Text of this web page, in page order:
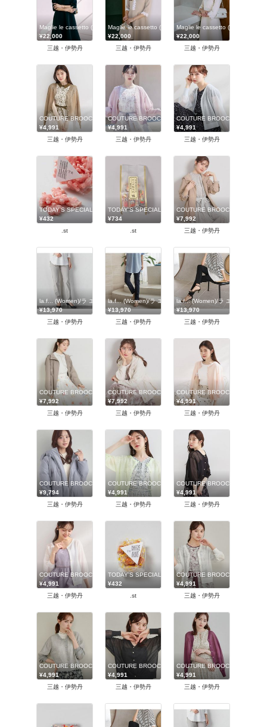
Maglie le cassetto (Women)/マーリエ ル カセット
¥22,000
三越・伊勢丹
Maglie le cassetto (Women)/マーリエ ル カセット
¥22,000
三越・伊勢丹
Maglie le cassetto (Women)/マ
¥22,000
三越・伊勢丹
COUTURE BROOCH (Women)/クチュールブローチ
¥4,991
三越・伊勢丹
COUTURE BROOCH (Women)/クチュールブローチ
¥4,991
三越・伊勢丹
COUTURE BROOCH (Women)/
¥4,991
三越・伊勢丹
TODAY'S SPECIAL
¥432
.st
TODAY'S SPECIAL
¥734
.st
COUTURE BROOCH (Women)/
¥7,992
三越・伊勢丹
la.f... (Women)/ラ エフ
¥13,970
三越・伊勢丹
la.f... (Women)/ラ エフ
¥13,970
三越・伊勢丹
la.f... (Women)/ラ エフ
¥13,970
三越・伊勢丹
COUTURE BROOCH (Women)/クチュールブローチ
¥7,992
三越・伊勢丹
COUTURE BROOCH (Women)/クチュールブローチ
¥7,992
三越・伊勢丹
COUTURE BROOCH (Women)/
¥4,991
三越・伊勢丹
COUTURE BROOCH (Women)/クチュールブローチ
¥9,794
三越・伊勢丹
COUTURE BROOCH (Women)/クチュールブローチ
¥4,991
三越・伊勢丹
COUTURE BROOCH (Women)/
¥4,991
三越・伊勢丹
COUTURE BROOCH (Women)/クチュールブローチ
¥4,991
三越・伊勢丹
TODAY'S SPECIAL
¥432
.st
COUTURE BROOCH (Women)/
¥4,991
三越・伊勢丹
COUTURE BROOCH (Women)/クチュールブローチ
¥4,991
三越・伊勢丹
COUTURE BROOCH (Women)/クチュールブローチ
¥4,991
三越・伊勢丹
COUTURE BROOCH (Women)/
¥4,991
三越・伊勢丹